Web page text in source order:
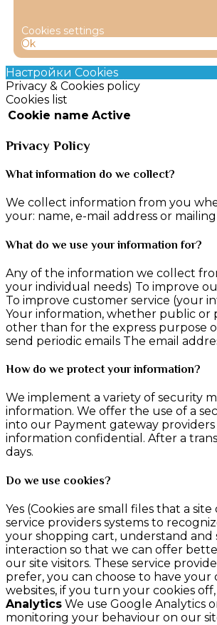
Cookies settings
Ok
Настройки Cookies
Privacy & Cookies policy
Cookies list
Cookie name Active
Privacy Policy
What information do we collect?
We collect information from you
your: name, e-mail address or mailing
What do we use your information for?
Any of the information we collect
your individual needs) To improve
To improve customer service (your
Your information, whether public or
other than for the express purpose
send periodic emails The email
How do we protect your information?
We implement a variety of security
information. We offer the use of a
into our Payment gateway providers
information confidential. After a
days.
Do we use cookies?
Yes (Cookies are small files that a
service providers systems to
your shopping cart, understand and
interaction so that we can offer
our site visitors. These service
prefer, you can choose to have
websites, if you turn your cookies
Analytics We use Google Analytics
monitoring your behaviour on our